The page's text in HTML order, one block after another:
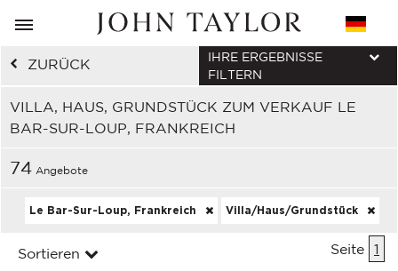
ZURÜCK
VILLA, HAUS, GRUNDSTÜCK ZUM VERKAUF LE
BAR-SUR-LOUP, FRANKREICH
IHRE ERGEBNISSE
FILTERN
74 Angebote
Le Bar-Sur-Loup, Frankreich Villa/Haus/Grundstück
Sortieren Seite 1